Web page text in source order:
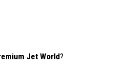
Jet World?